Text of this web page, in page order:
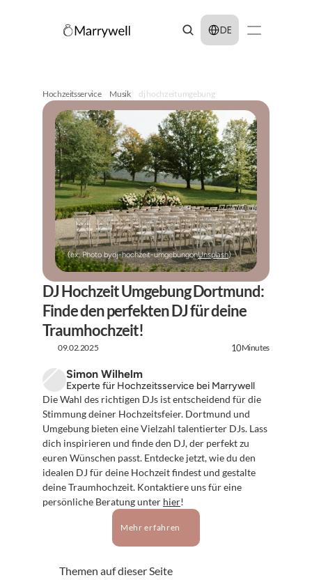
Select Language
DE
Hochzeitsservice Musik dj hochzeit umgebung
(ex: Photo bydj-hochzeit-umgebungonUnsplash)
DJ Hochzeit Umgebung Dortmund:
Finde den perfekten DJ für deine
Traumhochzeit!
09.02.2025 10Minutes
Simon Wilhelm
Experte für Hochzeitsservice bei Marrywell
Die Wahl des richtigen DJs ist entscheidend für die
Stimmung deiner Hochzeitsfeier. Dortmund und
Umgebung bieten eine Vielzahl talentierter DJs. Lass
dich inspirieren und finde den DJ, der perfekt zu
euren Wünschen passt. Entdecke jetzt, wie du den
idealen DJ für deine Hochzeit findest und gestalte
deine Traumhochzeit. Kontaktiere uns für eine
persönliche Beratung unter hier!
Mehr erfahren
Themen auf dieser Seite